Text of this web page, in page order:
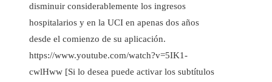
disminuir considerablemente los ingresos
hospitalarios y en la UCI en apenas dos años
desde el comienzo de su aplicación.
https://www.youtube.com/watch?v=5IK1-
cwlHww [Si lo desea puede activar los subtítulos